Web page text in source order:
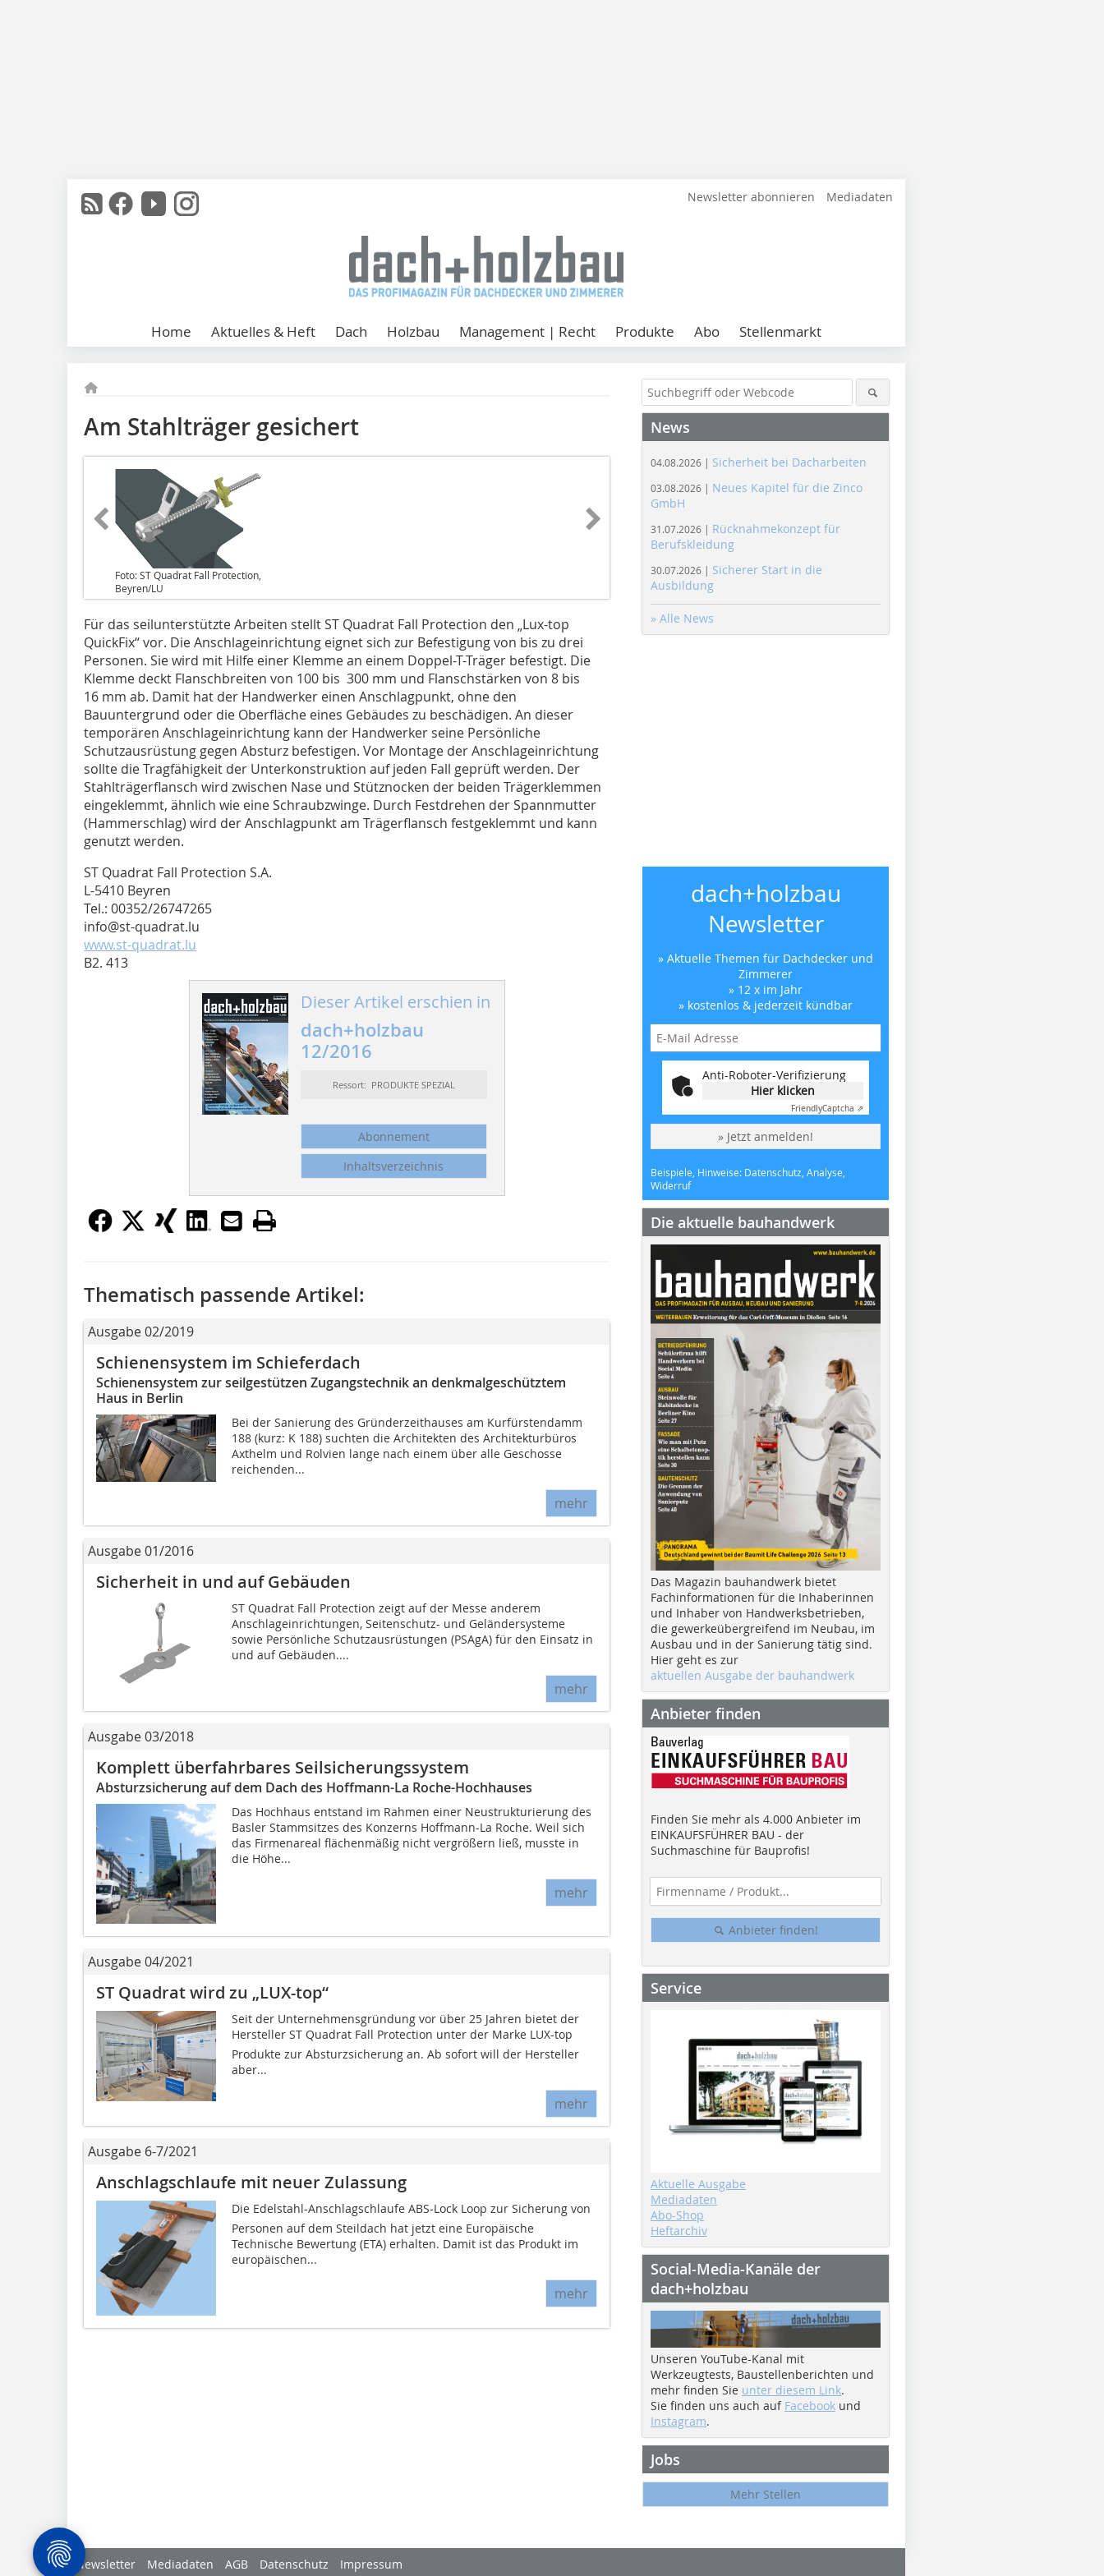
Newsletter abonnieren Mediadaten
Home Aktuelles & Heft Dach Holzbau Management | Recht Produkte Abo Stellenmarkt
Am Stahlträger gesichert
Foto: ST Quadrat Fall Protection,
Beyren/LU
Für das seilunterstützte Arbeiten stellt ST Quadrat Fall Protection den „Lux-top
QuickFix“ vor. Die Anschlageinrichtung eignet sich zur Befestigung von bis zu drei
Personen. Sie wird mit Hilfe einer Klemme an einem Doppel-T-Träger befestigt. Die
Klemme deckt Flanschbreiten von 100 bis 300 mm und Flanschstärken von 8 bis
16 mm ab. Damit hat der Handwerker einen Anschlagpunkt, ohne den
Bauuntergrund oder die Oberfläche eines Gebäudes zu beschädigen. An dieser
temporären Anschlageinrichtung kann der Handwerker seine Persönliche
Schutzausrüstung gegen Absturz befestigen. Vor Montage der Anschlageinrichtung
sollte die Tragfähigkeit der Unterkonstruktion auf jeden Fall geprüft werden. Der
Stahlträgerflansch wird zwischen Nase und Stütznocken der beiden Trägerklemmen
eingeklemmt, ähnlich wie eine Schraubzwinge. Durch Festdrehen der Spannmutter
(Hammerschlag) wird der Anschlagpunkt am Trägerflansch festgeklemmt und kann
genutzt werden.
ST Quadrat Fall Protection S.A.
L-5410 Beyren
Tel.: 00352/26747265
info@st-quadrat.lu
www.st-quadrat.lu
B2. 413
Dieser Artikel erschien in
dach+holzbau
12/2016
Ressort: PRODUKTE SPEZIAL
Abonnement
Inhaltsverzeichnis
Thematisch passende Artikel:
Ausgabe 02/2019
Schienensystem im Schieferdach
Schienensystem zur seilgestützen Zugangstechnik an denkmalgeschütztem
Haus in Berlin
Bei der Sanierung des Gründerzeithauses am Kurfürstendamm
188 (kurz: K 188) suchten die Architekten des Architekturbüros
Axthelm und Rolvien lange nach einem über alle Geschosse
reichenden...
mehr
Ausgabe 01/2016
Sicherheit in und auf Gebäuden
ST Quadrat Fall Protection zeigt auf der Messe anderem
Anschlageinrichtungen, Seitenschutz- und Geländersysteme
sowie Persönliche Schutzausrüstungen (PSAgA) für den Einsatz in
und auf Gebäuden....
mehr
Ausgabe 03/2018
Komplett überfahrbares Seilsicherungssystem
Absturzsicherung auf dem Dach des Hoffmann-La Roche-Hochhauses
Das Hochhaus entstand im Rahmen einer Neustrukturierung des
Basler Stammsitzes des Konzerns Hoffmann-La Roche. Weil sich
das Firmenareal flächenmäßig nicht vergrößern ließ, musste in
die Höhe...
mehr
Ausgabe 04/2021
ST Quadrat wird zu „LUX-top“
Seit der Unternehmensgründung vor über 25 Jahren bietet der
Hersteller ST Quadrat Fall Protection unter der Marke LUX-top
Produkte zur Absturzsicherung an. Ab sofort will der Hersteller
aber...
mehr
Ausgabe 6-7/2021
Anschlagschlaufe mit neuer Zulassung
Die Edelstahl-Anschlagschlaufe ABS-Lock Loop zur Sicherung von
Personen auf dem Steildach hat jetzt eine Europäische
Technische Bewertung (ETA) erhalten. Damit ist das Produkt im
europäischen...
mehr
News
04.08.2026 | Sicherheit bei Dacharbeiten
03.08.2026 | Neues Kapitel für die Zinco
GmbH
31.07.2026 | Rücknahmekonzept für
Berufskleidung
30.07.2026 | Sicherer Start in die
Ausbildung
» Alle News
dach+holzbau
Newsletter
» Aktuelle Themen für Dachdecker und
Zimmerer
» 12 x im Jahr
» kostenlos & jederzeit kündbar
Anti-Roboter-Verifizierung
Hier klicken
FriendlyCaptcha ⇗
» Jetzt anmelden!
Beispiele, Hinweise: Datenschutz, Analyse,
Widerruf
Die aktuelle bauhandwerk
Das Magazin bauhandwerk bietet
Fachinformationen für die Inhaberinnen
und Inhaber von Handwerksbetrieben,
die gewerkeübergreifend im Neubau, im
Ausbau und in der Sanierung tätig sind.
Hier geht es zur
aktuellen Ausgabe der bauhandwerk
Anbieter finden
Finden Sie mehr als 4.000 Anbieter im
EINKAUFSFÜHRER BAU - der
Suchmaschine für Bauprofis!
Anbieter finden!
Service
Aktuelle Ausgabe
Mediadaten
Abo-Shop
Heftarchiv
Social-Media-Kanäle der
dach+holzbau
Unseren YouTube-Kanal mit
Werkzeugtests, Baustellenberichten und
mehr finden Sie unter diesem Link.
Sie finden uns auch auf Facebook und
Instagram.
Jobs
Mehr Stellen
Newsletter Mediadaten AGB Datenschutz Impressum